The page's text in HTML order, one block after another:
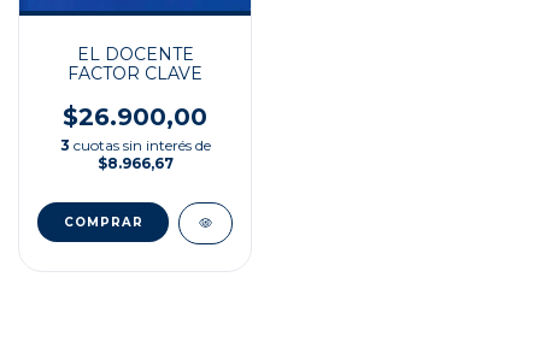
EL DOCENTE
FACTOR CLAVE
$26.900,00
3 cuotas sin interés de
$8.966,67